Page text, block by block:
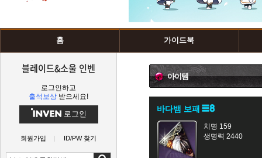
홈 가이드북
블레이드&소울 인벤
로그인하고
출석보상 받으세요!
로그인
회원가입 ID/PW 찾기
아이템
바다뱀 보패
치명 159
생명력 2440